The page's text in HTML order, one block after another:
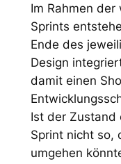
Im Rahmen
Sprints
Ende des
Design
damit einen
Ist der Zustand
Sprint nicht so,
umgehen